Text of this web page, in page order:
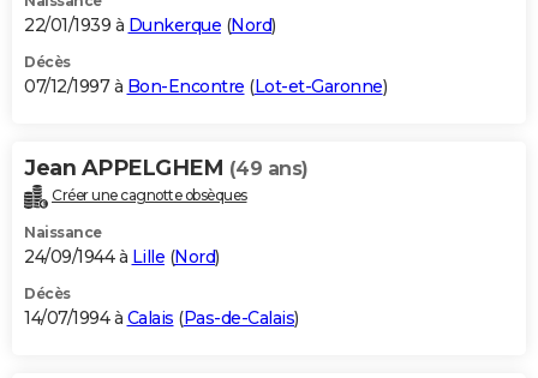
22/01/1939 à Dunkerque (Nord)
Décès
07/12/1997 à Bon-Encontre (Lot-et-Garonne)
Jean APPELGHEM (49 ans)
Créer une cagnotte obsèques
Naissance
24/09/1944 à Lille (Nord)
Décès
14/07/1994 à Calais (Pas-de-Calais)